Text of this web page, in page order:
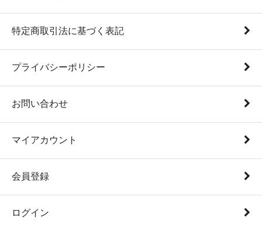
特定商取引法に基づく表記
プライバシーポリシー
お問い合わせ
マイアカウント
会員登録
ログイン